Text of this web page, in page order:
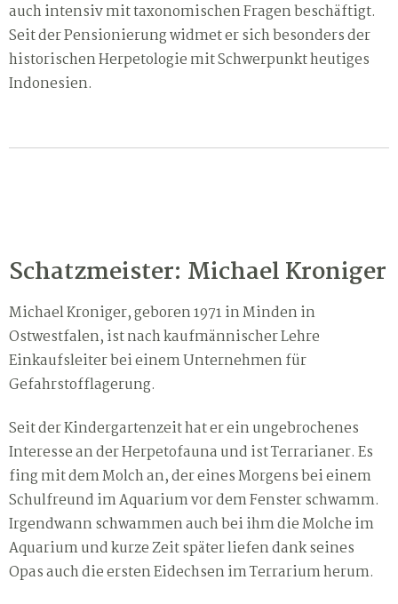
auch intensiv mit taxonomischen Fragen beschäftigt.
Seit der Pensionierung widmet er sich besonders der
historischen Herpetologie mit Schwerpunkt heutiges
Indonesien.
Schatzmeister: Michael Kroniger
Michael Kroniger, geboren 1971 in Minden in
Ostwestfalen, ist nach kaufmännischer Lehre
Einkaufsleiter bei einem Unternehmen für
Gefahrstofflagerung.
Seit der Kindergartenzeit hat er ein ungebrochenes
Interesse an der Herpetofauna und ist Terrarianer. Es
fing mit dem Molch an, der eines Morgens bei einem
Schulfreund im Aquarium vor dem Fenster schwamm.
Irgendwann schwammen auch bei ihm die Molche im
Aquarium und kurze Zeit später liefen dank seines
Opas auch die ersten Eidechsen im Terrarium herum.